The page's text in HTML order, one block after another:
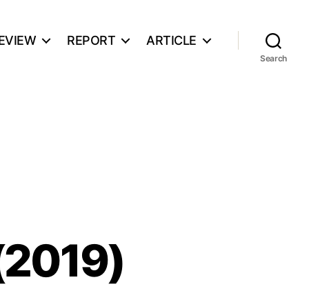
REPORT ARTICLE
Search